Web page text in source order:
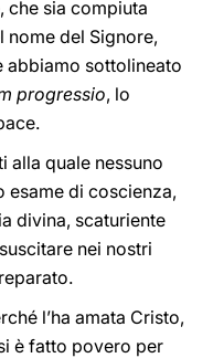
che sia compiuta
nome del Signore,
abbiamo sottolineato
progressio, lo
alla quale nessuno
esame di coscienza,
divina, scaturiente
nei nostri
l’ha amata Cristo,
è fatto povero per